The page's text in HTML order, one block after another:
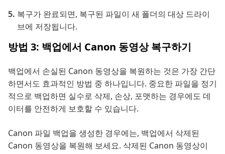
복구가 완료되면, 복구된 파일이 새 폴더의 대상 드라이
브에 저장됩니다.
방법 3: 백업에서 Canon 동영상 복구하기
백업에서 손실된 Canon 동영상을 복원하는 것은 가장 간단
하면서도 효과적인 방법 중 하나입니다. 중요한 파일을 정기
적으로 백업하면 실수로 삭제, 손상, 포맷하는 경우에도 데
이터를 안전하게 보호할 수 있습니다.
Canon 파일 백업을 생성한 경우에는, 백업에서 삭제된
Canon 동영상을 복원해 보세요. 삭제된 Canon 동영상이